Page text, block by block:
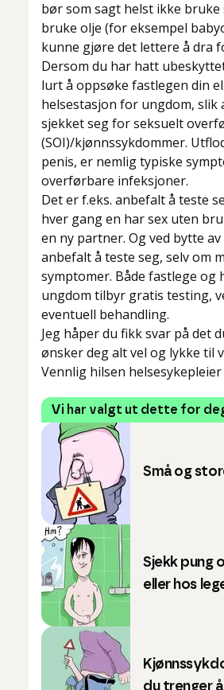
bør som sagt helst ikke bruke
bruke olje (for eksempel
kunne gjøre det lettere å dra
Dersom du har hatt
lurt å oppsøke fastlegen din
helsestasjon for ungdom, slik
sjekket seg for seksuelt
(SOI)/kjønnssykdommer.
penis, er nemlig typiske
overførbare infeksjoner.
Det er f.eks. anbefalt å teste
hver gang en har sex uten
en ny partner. Og ved bytte
anbefalt å teste seg, selv om
symptomer. Både fastlege og
ungdom tilbyr gratis testing,
eventuell behandling.
Jeg håper du fikk svar på det
ønsker deg alt vel og lykke til
Vennlig hilsen helsesykepleier
Vi har valgt ut dette for
Små og
Sjekk pung
eller hos
du trenger